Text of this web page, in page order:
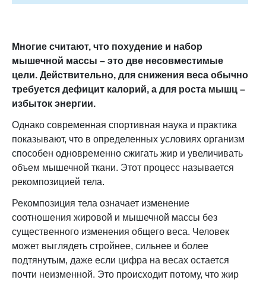
Многие считают, что похудение и набор
мышечной массы – это две несовместимые
цели. Действительно, для снижения веса обычно
требуется дефицит калорий, а для роста мышц –
избыток энергии.
Однако современная спортивная наука и практика
показывают, что в определенных условиях организм
способен одновременно сжигать жир и увеличивать
объем мышечной ткани. Этот процесс называется
рекомпозицией тела.
Рекомпозиция тела означает изменение
соотношения жировой и мышечной массы без
существенного изменения общего веса. Человек
может выглядеть стройнее, сильнее и более
подтянутым, даже если цифра на весах остается
почти неизменной. Это происходит потому, что жир